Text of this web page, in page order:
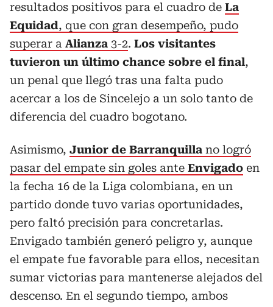
resultados positivos para el cuadro de La
Equidad, que con gran desempeño, pudo
superar a Alianza 3-2. Los visitantes
tuvieron un último chance sobre el final,
un penal que llegó tras una falta pudo
acercar a los de Sincelejo a un solo tanto de
diferencia del cuadro bogotano.
Asimismo, Junior de Barranquilla no logró
pasar del empate sin goles ante Envigado en
la fecha 16 de la Liga colombiana, en un
partido donde tuvo varias oportunidades,
pero faltó precisión para concretarlas.
Envigado también generó peligro y, aunque
el empate fue favorable para ellos, necesitan
sumar victorias para mantenerse alejados del
descenso. En el segundo tiempo, ambos